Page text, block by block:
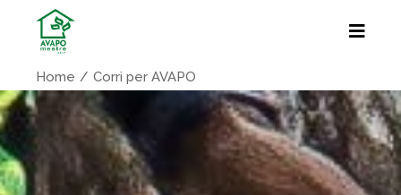
Home Corri per AVAPO